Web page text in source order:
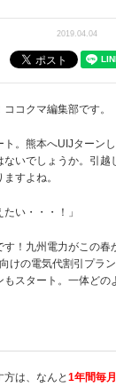
2019.04.04
コクマ編集部です。
ト。熊本へUIJターン
いでしょうか。引越
すよね。
い・・・！」
！九州電力がこの春
けの電気代割引プラ
スタート。一体どの
は、なんと 1年間毎